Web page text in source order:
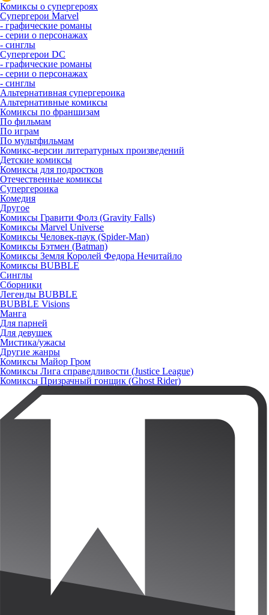
Комиксы о супергероях
Супергерои Marvel
- графические романы
- серии о персонажах
- синглы
Супергерои DC
- графические романы
- серии о персонажах
- синглы
Альтернативная супергероика
Альтернативные комиксы
Комиксы по франшизам
По фильмам
По играм
По мультфильмам
Комикс-версии литературных произведений
Детские комиксы
Комиксы для подростков
Отечественные комиксы
Супергероика
Комедия
Другое
Комиксы Гравити Фолз (Gravity Falls)
Комиксы Marvel Universe
Комиксы Человек-паук (Spider-Man)
Комиксы Бэтмен (Batman)
Комиксы Земля Королей Федора Нечитайло
Комиксы BUBBLE
Синглы
Сборники
Легенды BUBBLE
BUBBLE Visions
Манга
Для парней
Для девушек
Мистика/ужасы
Другие жанры
Комиксы Майор Гром
Комиксы Лига справедливости (Justice League)
Комиксы Призрачный гонщик (Ghost Rider)